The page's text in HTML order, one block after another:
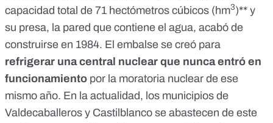
capacidad total de 71 hectómetros cúbicos (hm3)** y
su presa, la pared que contiene el agua, acabó de
construirse en 1984. El embalse se creó para
refrigerar una central nuclear que nunca entró en
funcionamiento por la moratoria nuclear de ese
mismo año. En la actualidad, los municipios de
Valdecaballeros y Castilblanco se abastecen de este